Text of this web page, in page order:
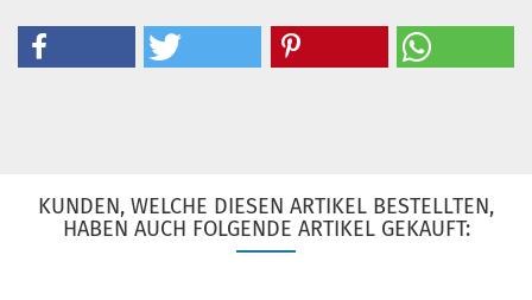
KUNDEN, WELCHE DIESEN ARTIKEL BESTELLTEN,
HABEN AUCH FOLGENDE ARTIKEL GEKAUFT: